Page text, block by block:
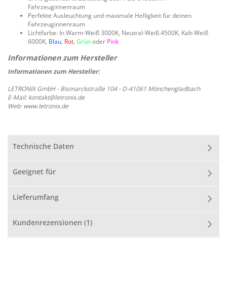
Fahrzeuginnenraum
Perfekte Ausleuchtung und maximale Helligkeit für deinen
Fahrzeuginnenraum
Lichtfarbe: In Warm-Weiß 3000K, Neutral-Weiß 4500K, Kalt-Weiß
6000K, Blau, Rot, Grünoder Pink
Informationen zum Hersteller:
LETRONIX GmbH - Bismarckstraße 104 - D-41061 Mönchengladbach
E-Mail: kontakt@letronix.de
Web: www.letronix.de
Technische Daten
Geeignet für
Lieferumfang
Kundenrezensionen (1)